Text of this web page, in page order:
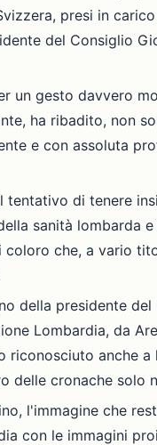
presi in
del Consiglio
un gesto davvero
ha ribadito, non
e con assoluta
tentativo di tenere
sanità lombarda
coloro che, a vario
della presidente
Lombardia, da
riconosciuto anche
delle cronache solo
l'immagine che
con le immagini